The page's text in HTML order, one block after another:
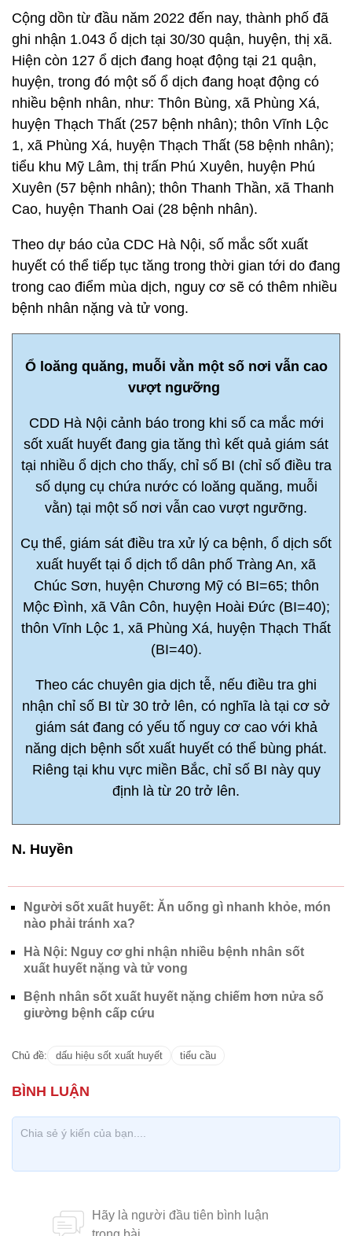
Cộng dồn từ đầu năm 2022 đến nay, thành phố đã
ghi nhận 1.043 ổ dịch tại 30/30 quận, huyện, thị xã.
Hiện còn 127 ổ dịch đang hoạt động tại 21 quận,
huyện, trong đó một số ổ dịch đang hoạt động có
nhiều bệnh nhân, như: Thôn Bùng, xã Phùng Xá,
huyện Thạch Thất (257 bệnh nhân); thôn Vĩnh Lộc
1, xã Phùng Xá, huyện Thạch Thất (58 bệnh nhân);
tiểu khu Mỹ Lâm, thị trấn Phú Xuyên, huyện Phú
Xuyên (57 bệnh nhân); thôn Thanh Thần, xã Thanh
Cao, huyện Thanh Oai (28 bệnh nhân).
Theo dự báo của CDC Hà Nội, số mắc sốt xuất
huyết có thể tiếp tục tăng trong thời gian tới do đang
trong cao điểm mùa dịch, nguy cơ sẽ có thêm nhiều
bệnh nhân nặng và tử vong.
Ổ loăng quăng, muỗi vằn một số nơi vẫn cao
vượt ngưỡng
CDD Hà Nội cảnh báo trong khi số ca mắc mới
sốt xuất huyết đang gia tăng thì kết quả giám sát
tại nhiều ổ dịch cho thấy, chỉ số BI (chỉ số điều tra
số dụng cụ chứa nước có loăng quăng, muỗi
vằn) tại một số nơi vẫn cao vượt ngưỡng.
Cụ thể, giám sát điều tra xử lý ca bệnh, ổ dịch sốt
xuất huyết tại ổ dịch tổ dân phố Tràng An, xã
Chúc Sơn, huyện Chương Mỹ có BI=65; thôn
Mộc Đình, xã Vân Côn, huyện Hoài Đức (BI=40);
thôn Vĩnh Lộc 1, xã Phùng Xá, huyện Thạch Thất
(BI=40).
Theo các chuyên gia dịch tễ, nếu điều tra ghi
nhận chỉ số BI từ 30 trở lên, có nghĩa là tại cơ sở
giám sát đang có yếu tố nguy cơ cao với khả
năng dịch bệnh sốt xuất huyết có thể bùng phát.
Riêng tại khu vực miền Bắc, chỉ số BI này quy
định là từ 20 trở lên.
N. Huyền
Người sốt xuất huyết: Ăn uống gì nhanh khỏe, món
nào phải tránh xa?
Hà Nội: Nguy cơ ghi nhận nhiều bệnh nhân sốt
xuất huyết nặng và tử vong
Bệnh nhân sốt xuất huyết nặng chiếm hơn nửa số
giường bệnh cấp cứu
Chủ đề: dấu hiệu sốt xuất huyết tiểu cầu